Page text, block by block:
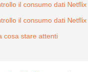
il consumo dati
il consumo dati
cosa stare attenti